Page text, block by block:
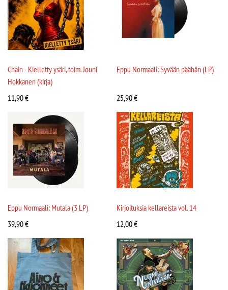
Chain - Kielletty ysäri, toim. Jouni
Hokkanen (kirja)
11,90€
Eppu Normaali: Syvään päähän (LP)
25,90€
Eppu Normaali: Mutala (3 LP)
39,90€
Kirjoituksia kellareista vol. 14
12,00€